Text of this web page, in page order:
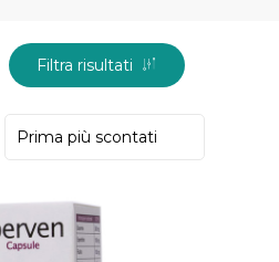
Filtra risultati